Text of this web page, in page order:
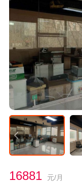
16881 元/月